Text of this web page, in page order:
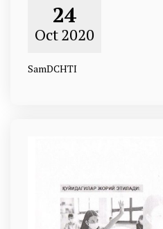
24
Oct2020
SamDCHTI